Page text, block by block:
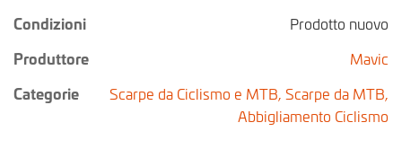
Condizioni
Prodotto nuovo
Produttore
Mavic
Categorie
Scarpe da Ciclismo e MTB, Scarpe da MTB,
Abbigliamento Ciclismo